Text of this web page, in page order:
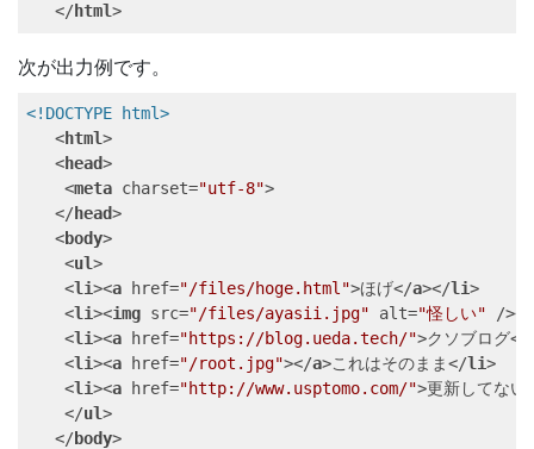
</html>
次が出力例です。
<!DOCTYPE html>
<html>
<head>
<meta charset="utf-8">
</head>
<body>
<ul>
<li><a href="/files/hoge.html">ほげ</a></li>
<li><img src="/files/ayasii.jpg" alt="怪しい" /></
<li><a href="https://blog.ueda.tech/">クソブログ</
<li><a href="/root.jpg"></a>これはそのまま</li>
<li><a href="http://www.usptomo.com/">更新してない
</ul>
</body>